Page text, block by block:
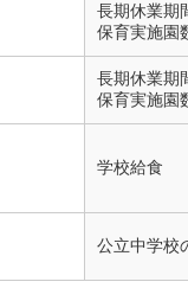
長期休業期
保育実施園
長期休業期
保育実施園
学校給食
公立中学校